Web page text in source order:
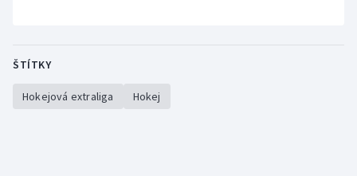
ŠTÍTKY
Hokejová extraliga Hokej